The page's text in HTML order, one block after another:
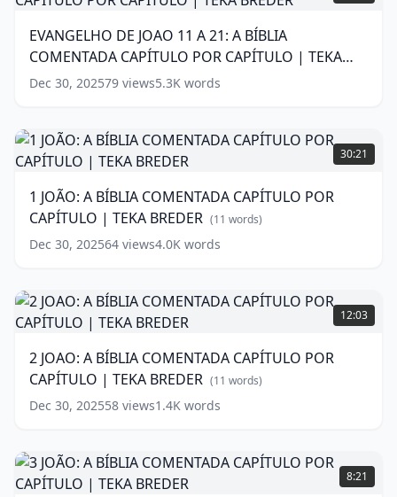
TEKA
BREDER (15
JOAO
A
21:
A
BÍBLIA
CAPÍTULO
POR
CAPÍTULO
TEKA
BREDER (15
EVANGELHO DE JOAO 11 A 21: A BÍBLIA
COMENTADA CAPÍTULO POR CAPÍTULO | TEKA
BREDER (15words)
Dec 30, 202579 views5.3K words
1
JOÃO:
A
COMENTADA
CAPÍTULO
POR
CAPÍTULO
TEKA
BREDER
11
words)
30:21
1 JOÃO: A BÍBLIA COMENTADA CAPÍTULO POR
CAPÍTULO | TEKA BREDER (11 words)
Dec 30, 202564 views4.0K words
2
JOAO:
A
COMENTADA
CAPÍTULO
POR
CAPÍTULO
TEKA
BREDER
11
words)
12:03
2 JOAO: A BÍBLIA COMENTADA CAPÍTULO POR
CAPÍTULO | TEKA BREDER (11 words)
Dec 30, 202558 views1.4K words
3
JOÃO:
A
8:21